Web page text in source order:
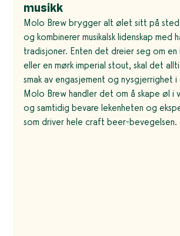
musikk
Molo Brew brygger alt ølet sitt på
og kombinerer musikalsk lidenskap med
tradisjoner. Enten det dreier seg om en
eller en mørk imperial stout, skal det
smak av engasjement og nysgjerrighet
Molo Brew handler det om å skape øl i
og samtidig bevare lekenheten og
som driver hele craft beer-bevegelsen.